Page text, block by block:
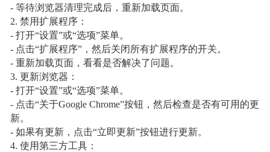
- 等待浏览器清理完成后，重新加载页面。
2. 禁用扩展程序：
- 打开“设置”或“选项”菜单。
- 点击“扩展程序”，然后关闭所有扩展程序的开关。
- 重新加载页面，看看是否解决了问题。
3. 更新浏览器：
- 打开“设置”或“选项”菜单。
- 点击“关于Google Chrome”按钮，然后检查是否有可用的更
新。
- 如果有更新，点击“立即更新”按钮进行更新。
4. 使用第三方工具：